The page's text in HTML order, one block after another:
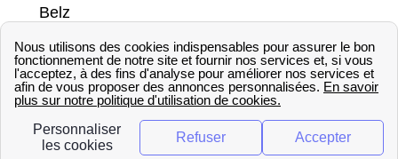
Belz
signaler un incident ou une panne à Belz
Pour contacter GrDF depuis Belz (Bretagne)
aucune agence n'est disponible mais un service
téléphonique a été mis en place. Notre site vous
communique ces informations.